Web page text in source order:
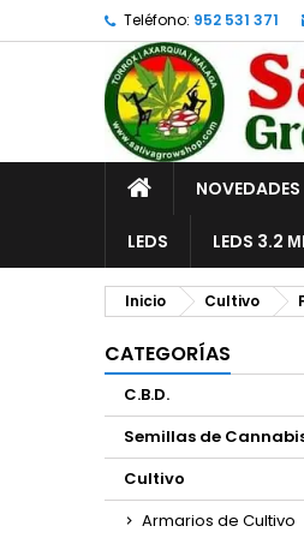
Teléfono: 952 531 371
INICIONOVEDADES
LEDS LEDS 3.2
Inicio Cultivo
CATEGORÍAS
C.B.D.
Semillas de
Cultivo
Armarios de Cultivo